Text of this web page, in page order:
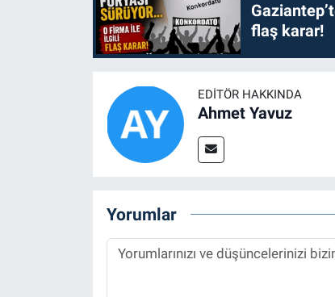
flaş karar!
EDITÖR HAKKINDA
Ahmet Yavuz
Yorumlar